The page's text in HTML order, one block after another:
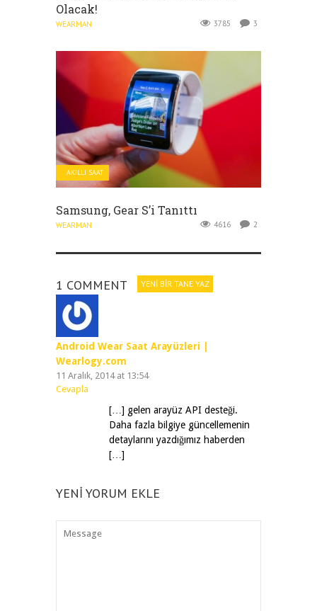
Olacak!
WEARMAN 3785 3
AKILLI SAAT
Samsung, Gear S’i Tanıttı
WEARMAN 4616 2
1 COMMENT YENI BIR TANE YAZ
Android Wear Saat Arayüzleri |
Wearlogy.com
11 Aralık, 2014 at 13:54
Cevapla
[…] gelen arayüz API desteği.
Daha fazla bilgiye güncellemenin
detaylarını yazdığımız haberden
[…]
YENI YORUM EKLE